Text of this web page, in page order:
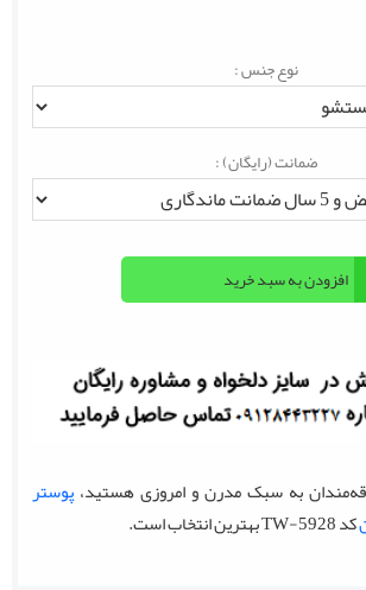
نوع جنس :
ضمانت (رایگان) :
به سبک مدرن و امروزی هستید،پوستر
کد TW-5928 بهترین انتخاب است.